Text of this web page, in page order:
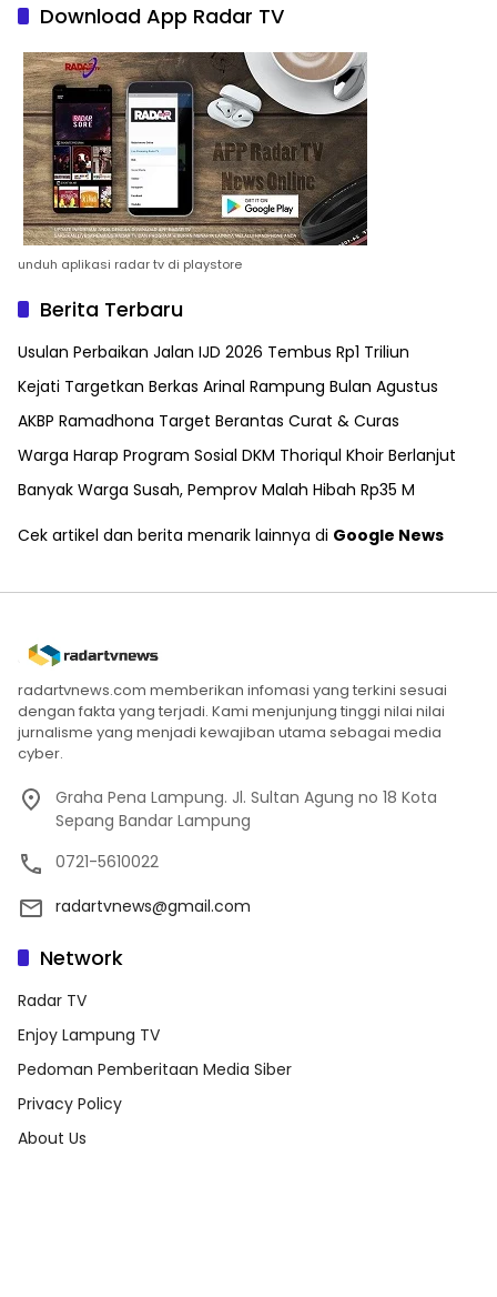
Download App Radar TV
unduh aplikasi radar tv di playstore
Berita Terbaru
Usulan Perbaikan Jalan IJD 2026 Tembus Rp1 Triliun
Kejati Targetkan Berkas Arinal Rampung Bulan Agustus
AKBP Ramadhona Target Berantas Curat & Curas
Warga Harap Program Sosial DKM Thoriqul Khoir Berlanjut
Banyak Warga Susah, Pemprov Malah Hibah Rp35 M
Cek artikel dan berita menarik lainnya di Google News
radartvnews.com memberikan infomasi yang terkini sesuai
dengan fakta yang terjadi. Kami menjunjung tinggi nilai nilai
jurnalisme yang menjadi kewajiban utama sebagai media
cyber.
Graha Pena Lampung. Jl. Sultan Agung no 18 Kota
Sepang Bandar Lampung
0721-5610022
radartvnews@gmail.com
Network
Radar TV
Enjoy Lampung TV
Pedoman Pemberitaan Media Siber
Privacy Policy
About Us